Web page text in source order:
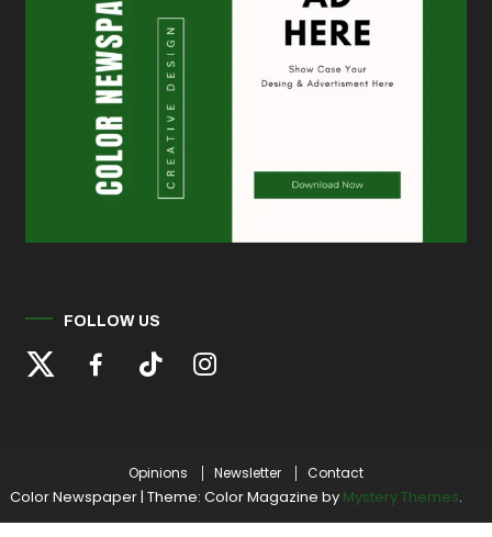
FOLLOW US
Opinions Newsletter Contact
Color Newspaper| Theme: Color Magazine by Mystery Themes.